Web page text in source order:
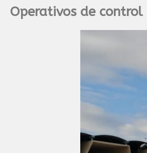
Operativos de